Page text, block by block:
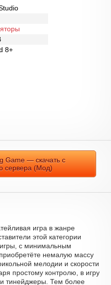
8+
Game — скачать с
сервера (Мод)
игра в жанре
этой категории
с минимальным
немалую массу
мелодии и скорости
простому контролю, в игру
и тинейджеры. Тем более